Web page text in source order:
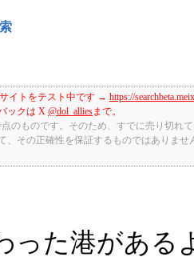
イトをテスト中です → https://
ックは X @dol_alliesまで。
点のものです。そのため、すでに売り切れ
、その正確性を保証するものではありませ
った港がある